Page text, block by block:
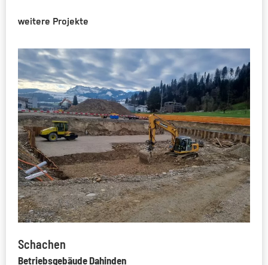
weitere Projekte
Schachen
Betriebsgebäude Dahinden